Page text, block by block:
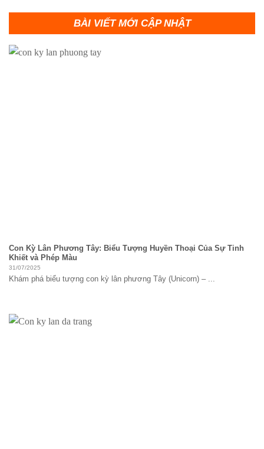
BÀI VIẾT MỚI CẬP NHẬT
Con Kỳ Lân Phương Tây: Biểu Tượng Huyền Thoại Của Sự Tinh
Khiết và Phép Màu
31/07/2025
Khám phá biểu tượng con kỳ lân phương Tây (Unicorn) – ...